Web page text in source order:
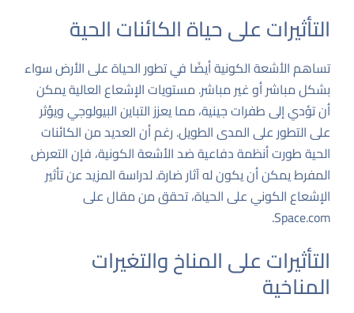
التأثيرات على حياة الكائنات الحية
تساهم الأشعة الكونية أيضًا في تطور الحياة على الأرض سواء
بشكل مباشر أو غير مباشر. مستويات الإشعاع العالية يمكن
أن تؤدي إلى طفرات جينية، مما يعزز التباين البيولوجي ويؤثر
على التطور على المدى الطويل. رغم أن العديد من الكائنات
الحية طورت أنظمة دفاعية ضد الأشعة الكونية، فإن التعرض
المفرط يمكن أن يكون له آثار ضارة. لدراسة المزيد عن تأثير
الإشعاع الكوني على الحياة، تحقق من مقال على
Space.com
.
التأثيرات على المناخ والتغيرات
المناخية